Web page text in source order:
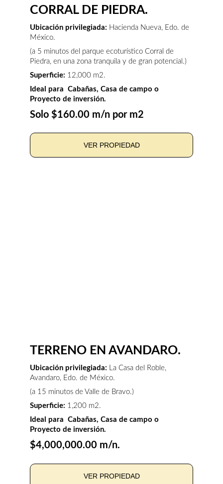
CORRAL DE PIEDRA.
Ubicación privilegiada: Hacienda Nueva, Edo. de
México.
(a 5 minutos del parque ecoturístico Corral de
Piedra, en una zona tranquila y de gran potencial.)
Superficie: 12,000 m2.
Ideal para  Cabañas, Casa de campo o
Proyecto de inversión.
Solo $160.00 m/n por m2
VER PROPIEDAD
TERRENO EN AVANDARO.
Ubicación privilegiada: La Casa del Roble,
Avandaro, Edo. de México.
(a 15 minutos de Valle de Bravo.)
Superficie: 1,200 m2.
Ideal para  Cabañas, Casa de campo o
Proyecto de inversión.
$4,000,000.00 m/n.
VER PROPIEDAD